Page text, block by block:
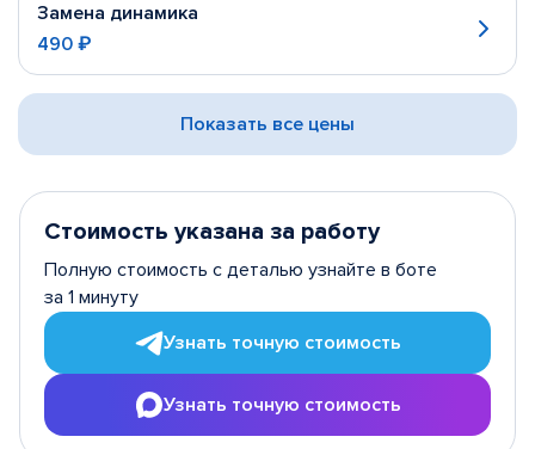
Замена динамика
490 ₽
Показать все цены
Стоимость указана за работу
Полную стоимость с деталью узнайте в боте
за 1 минуту
Узнать точную стоимость
Узнать точную стоимость